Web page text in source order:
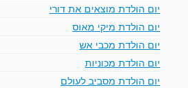
יום הולדת מוצאים את דורי
יום הולדת מיקי מאוס
יום הולדת מכבי אש
יום הולדת מכוניות
יום הולדת מסביב לעולם